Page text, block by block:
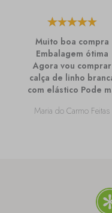
Muito boa compra
Embalagem ótima
Agora vou comprar
calça de linho branca
com elástico Pode me
informações sobre
Maria do Carmo Feitas